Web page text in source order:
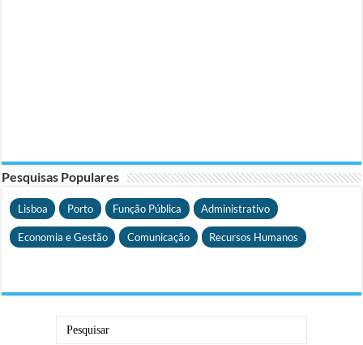
Pesquisas Populares
Lisboa Porto Função Pública Administrativo
Economia e Gestão Comunicação Recursos Humanos